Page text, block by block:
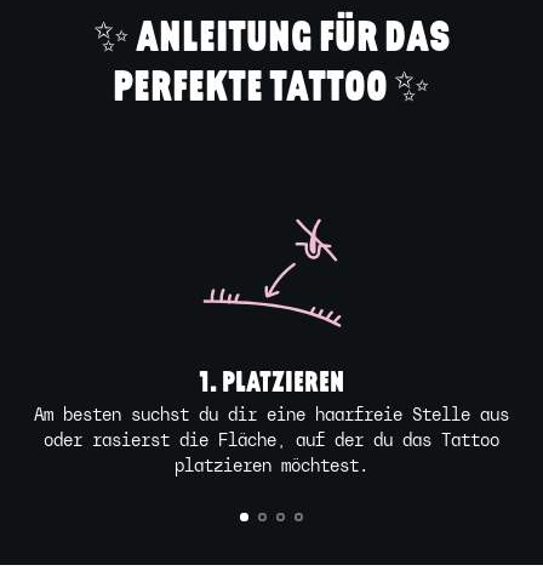
✨ ANLEITUNG FÜR DAS
PERFEKTE TATTOO ✨
1. PLATZIEREN
Am besten suchst du dir eine haarfreie Stelle aus
oder rasierst die Fläche, auf der du das Tattoo
platzieren möchtest.